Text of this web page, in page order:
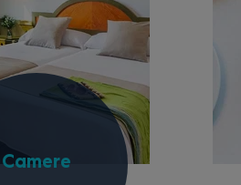
Camere